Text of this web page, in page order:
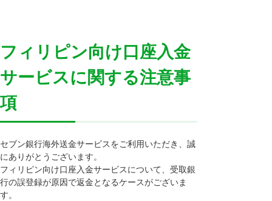
フィリピン向け口座入金
サービスに関する注意事
項
セブン銀行海外送金サービスをご利用いただき、誠
にありがとうございます。
フィリピン向け口座入金サービスについて、受取銀
行の誤登録が原因で返金となるケースがございま
す。